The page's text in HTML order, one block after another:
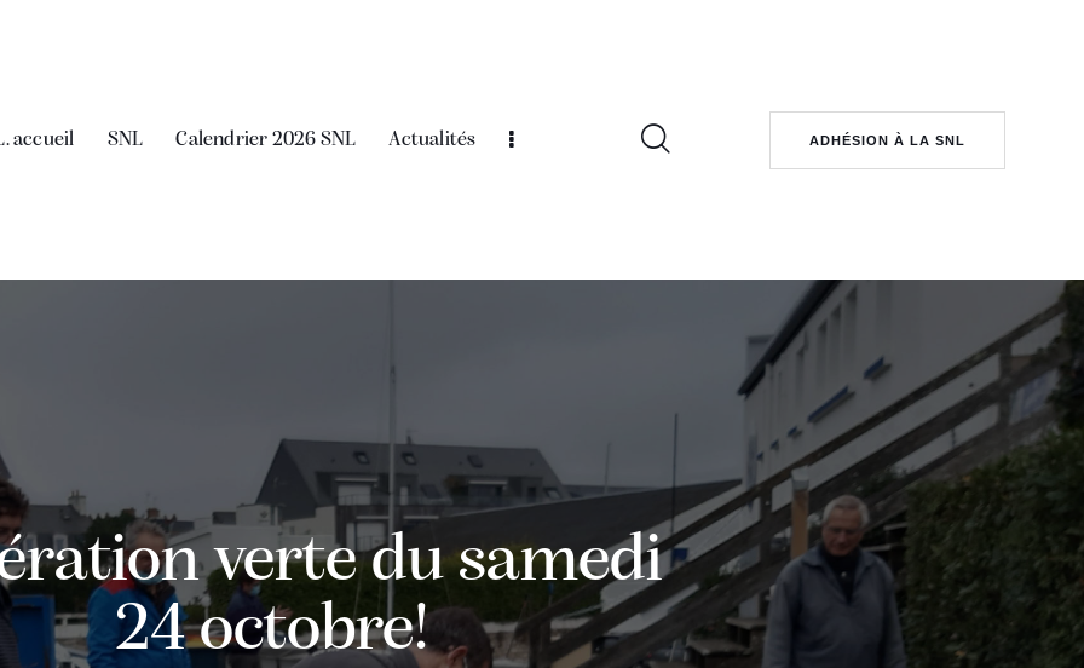
accueil SNL Calendrier 2026 SNL Actualités ADHÉSION À LA SNL
verte du samedi
24 octobre!